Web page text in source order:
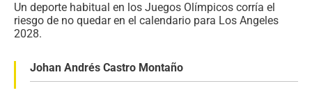
Un deporte habitual en los Juegos Olímpicos corría el
riesgo de no quedar en el calendario para Los Angeles
2028.
Johan Andrés Castro Montaño